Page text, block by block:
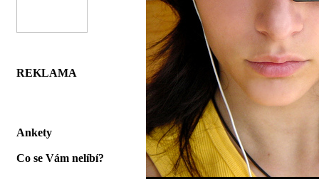
REKLAMA
Ankety
Co se Vám nelíbí?